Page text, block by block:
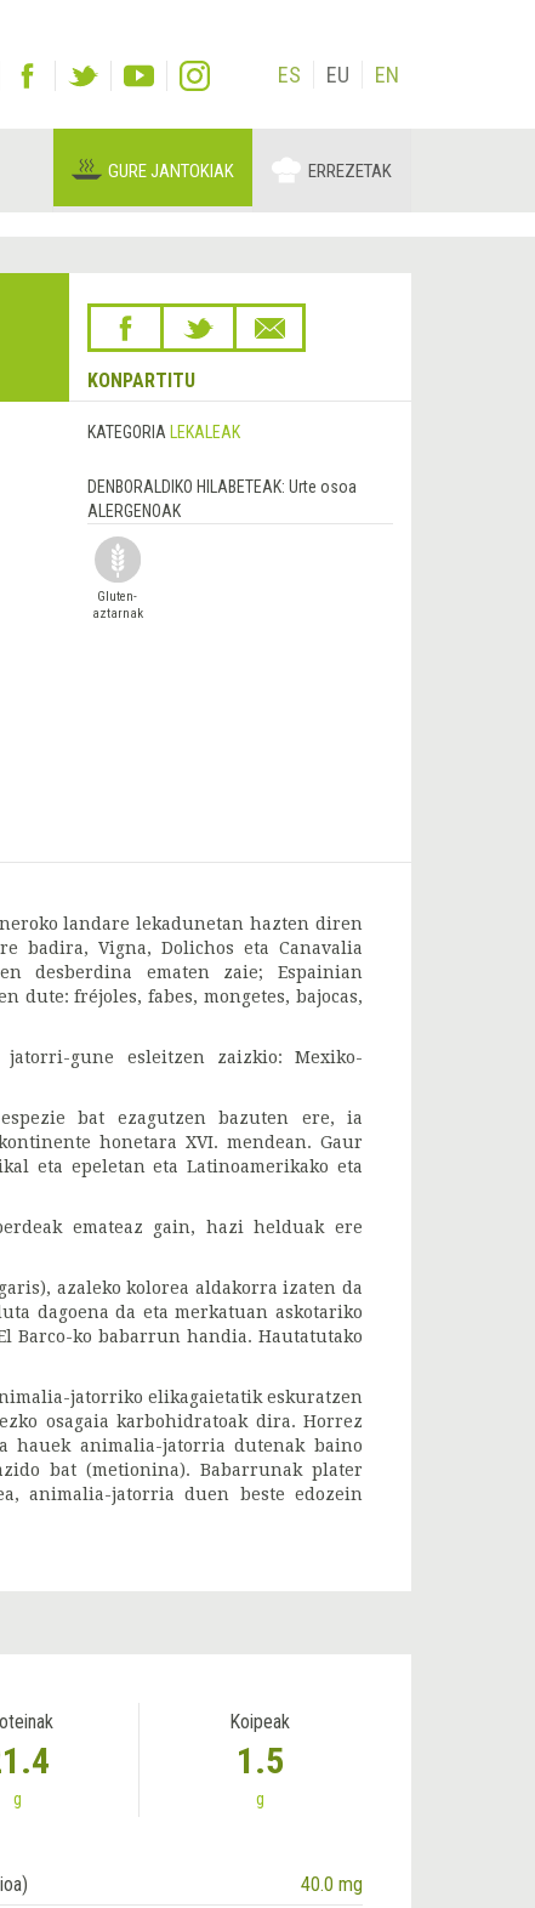
ES EU EN
GURE JANTOKIAK ERREZETAK
KONPARTITU
KATEGORIA LEKALEAK
DENBORALDIKO HILABETEAK: Urte osoa
ALERGENOAK
Gluten-
aztarnak
landare lekadunetan hazten diren
badira, Vigna, Dolichos eta Canavalia
desberdina ematen zaie; Espainian
dute: fréjoles, fabes, mongetes, bajocas,
gune esleitzen zaizkio: Mexiko-
bat ezagutzen bazuten ere, ia
honetara XVI. mendean. Gaur
eta epeletan eta Latinoamerikako eta
emateaz gain, hazi helduak ere
azaleko kolorea aldakorra izaten da
dagoena da eta merkatuan askotariko
Barco-ko babarrun handia. Hautatutako
jatorriko elikagaietatik eskuratzen
osagaia karbohidratoak dira. Horrez
hauek animalia-jatorria dutenak baino
bat (metionina). Babarrunak plater
animalia-jatorria duen beste edozein
g
Koipeak
1.5
g
40.0 mg